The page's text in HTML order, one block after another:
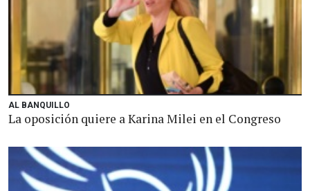
AL BANQUILLO
La oposición quiere a Karina Milei en el Congreso